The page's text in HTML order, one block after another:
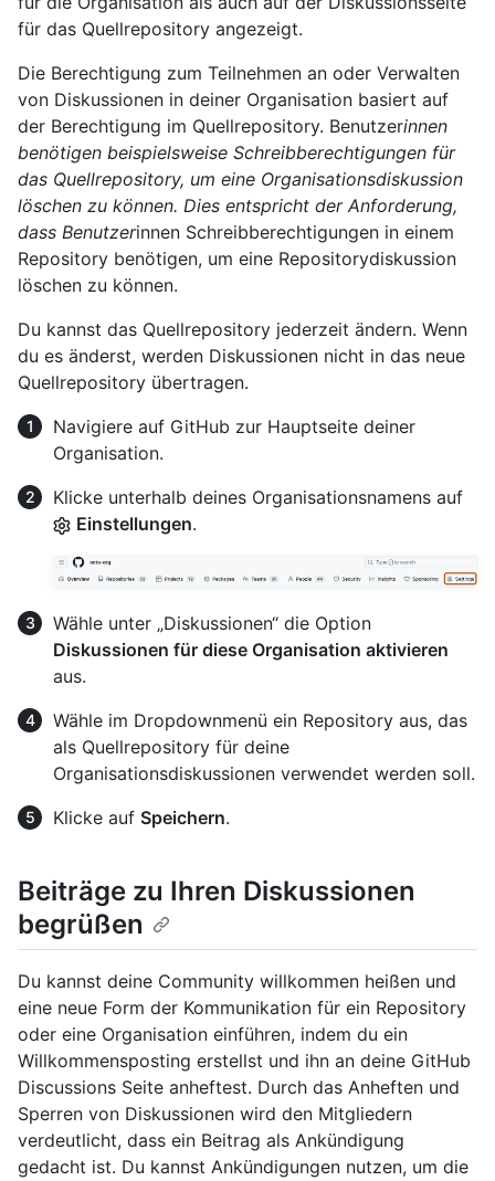
für das Quellrepository angezeigt.
Die Berechtigung zum Teilnehmen an oder Verwalten
von Diskussionen in deiner Organisation basiert auf
der Berechtigung im Quellrepository. Benutzerinnen
benötigen beispielsweise Schreibberechtigungen für
das Quellrepository, um eine Organisationsdiskussion
löschen zu können. Dies entspricht der Anforderung,
dass Benutzerinnen Schreibberechtigungen in einem
Repository benötigen, um eine Repositorydiskussion
löschen zu können.
Du kannst das Quellrepository jederzeit ändern. Wenn
du es änderst, werden Diskussionen nicht in das neue
Quellrepository übertragen.
Navigiere auf GitHub zur Hauptseite deiner
Organisation.
Klicke unterhalb deines Organisationsnamens auf
Einstellungen.
Wähle unter „Diskussionen“ die Option
Diskussionen für diese Organisation aktivieren
aus.
Wähle im Dropdownmenü ein Repository aus, das
als Quellrepository für deine
Organisationsdiskussionen verwendet werden soll.
Klicke auf Speichern.
Beiträge zu Ihren Diskussionen
begrüßen
Du kannst deine Community willkommen heißen und
eine neue Form der Kommunikation für ein Repository
oder eine Organisation einführen, indem du ein
Willkommensposting erstellst und ihn an deine GitHub
Discussions Seite anheftest. Durch das Anheften und
Sperren von Diskussionen wird den Mitgliedern
verdeutlicht, dass ein Beitrag als Ankündigung
gedacht ist. Du kannst Ankündigungen nutzen, um die